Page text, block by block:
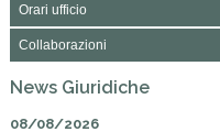
Orari ufficio
Collaborazioni
News Giuridiche
08/08/2026